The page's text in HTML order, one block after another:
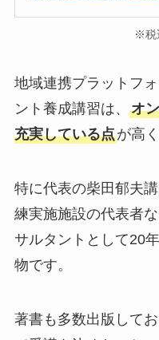
※税
地域連携プラットフ
ント養成講習は、 オ
充実している点が高
特に代表の柴田郁夫
練実施施設の代表者
サルタントとして20
物です。
著書も多数出版して